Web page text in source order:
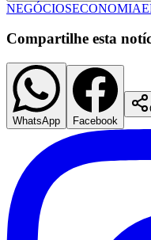
NEGÓCIOSECONOMIA
Compartilhe esta
WhatsApp Facebook